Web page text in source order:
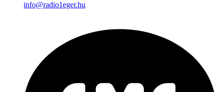
info@radio1eger.hu